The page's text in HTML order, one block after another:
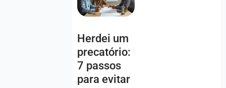
Herdei um
precatório:
7 passos
para evitar